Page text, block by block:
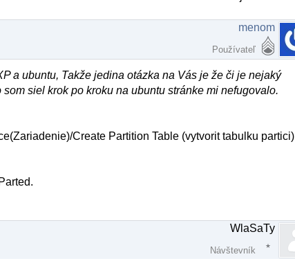
menom
Používateľ
a ubuntu, Takže jedina otázka na Vás je že či je nejaký
siel krok po kroku na ubuntu stránke mi nefugovalo.
Create Partition Table (vytvorit tabulku partici)
WlaSaTy
Návštevník